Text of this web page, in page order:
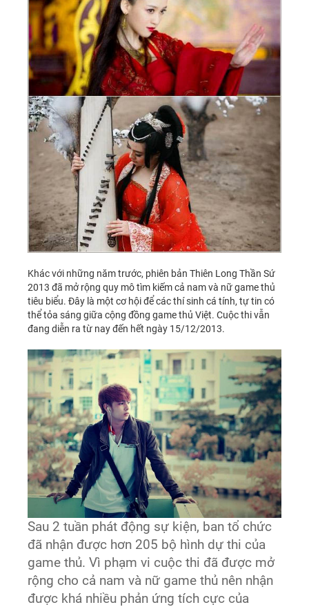
Khác với những năm trước, phiên bản Thiên Long Thần Sứ
2013 đã mở rộng quy mô tìm kiếm cả nam và nữ game thủ
tiêu biểu. Đây là một cơ hội để các thí sinh cá tính, tự tin có
thể tỏa sáng giữa cộng đồng game thủ Việt. Cuộc thi vẫn
đang diễn ra từ nay đến hết ngày 15/12/2013.
Sau 2 tuần phát động sự kiện, ban tổ chức
đã nhận được hơn 205 bộ hình dự thi của
game thủ. Vì phạm vi cuộc thi đã được mở
rộng cho cả nam và nữ game thủ nên nhận
được khá nhiều phản ứng tích cực của